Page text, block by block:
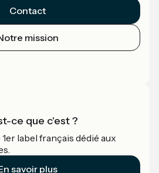
Contact
mission
ce que c'est ?
1er label français dédié aux
savoir plus